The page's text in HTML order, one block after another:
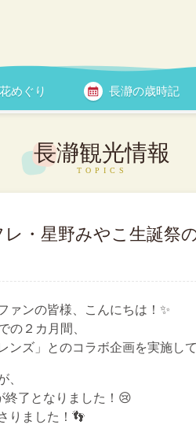
めぐり 長瀞の歳時記
情報
長瀞観光情報
・星野みやこ生誕祭
ァンの皆様、こんにちは！✨
の２カ月間、
ンズ」とのコラボ企画を実施し
、
終了となりました！😢
りました！👣